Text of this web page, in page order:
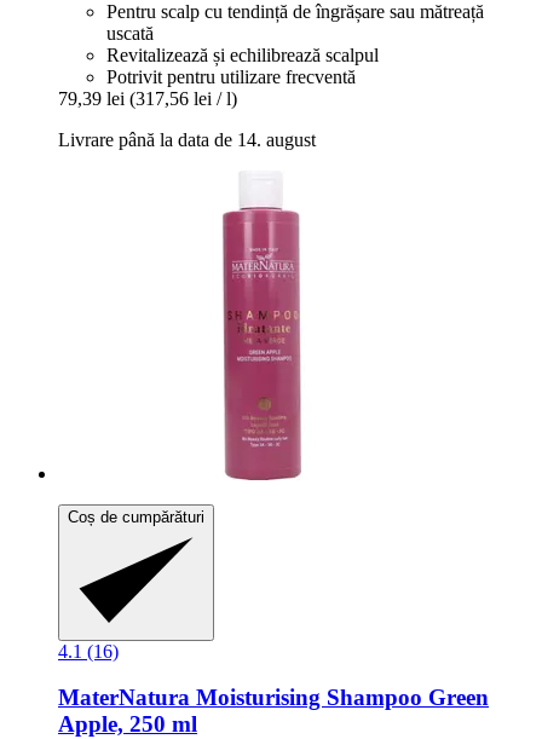
Pentru scalp cu tendință de îngrășare sau mătreață
uscată
Revitalizează și echilibrează scalpul
Potrivit pentru utilizare frecventă
79,39 lei (317,56 lei / l)
Livrare până la data de 14. august
Coș de cumpărături
4.1 (16)
MaterNatura Moisturising Shampoo Green
Apple, 250 ml